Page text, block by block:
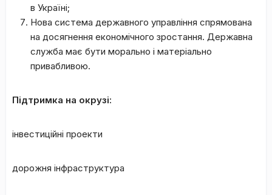
в Україні;
Нова система державного управління спрямована
на досягнення економічного зростання. Державна
служба має бути морально і матеріально
привабливою.
Підтримка на окрузі:
інвестиційні проекти
дорожня інфраструктура